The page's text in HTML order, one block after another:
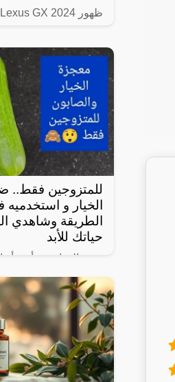
ظهور Lexus GX 2024. بشكل رسمي
للمتزوجين فقط..
الخيار و استخدميه
الطريقة وشاهدي
حياتك للأبد
يعتبر الخيار من أبرز
لدى الكثيرين، خاصة
السعرات وطعمه لذيذ
لأنه غني بالفيتامينات